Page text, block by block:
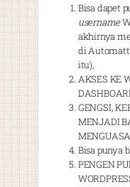
Bisa dapet
username
akhirnya
di
itu),
AKSES KE
GENGSI,
MENJADI
Bisa punya
PENGEN